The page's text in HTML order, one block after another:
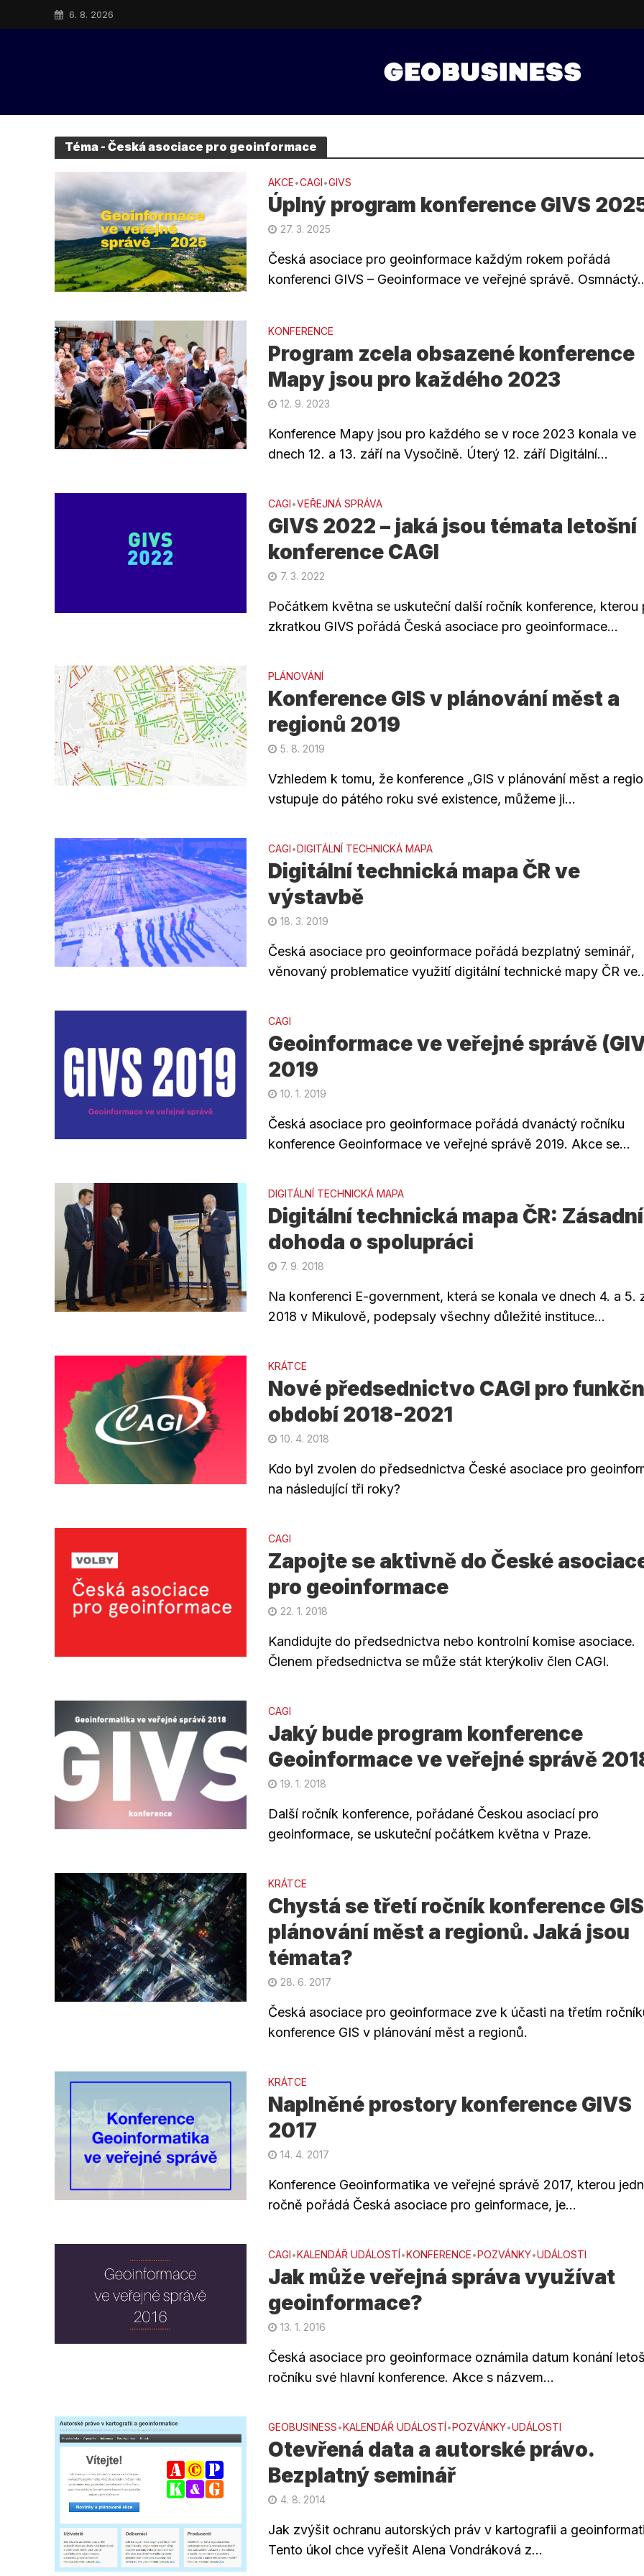
6. 8. 2026
Téma - Česká asociace pro geoinformace
AKCE•CAGI•GIVS
Úplný program konference GIVS
27. 3. 2025
Česká asociace pro geoinformace každým rokem pořádá
konferenci GIVS – Geoinformace ve veřejné správě.
KONFERENCE
Program zcela obsazené konference
Mapy jsou pro každého 2023
12. 9. 2023
Konference Mapy jsou pro každého se v roce 2023 konala ve
dnech 12. a 13. září na Vysočině. Úterý 12. září Digitální...
CAGI•VEŘEJNÁ SPRÁVA
GIVS 2022 – jaká jsou témata letošní
konference CAGI
7. 3. 2022
Počátkem května se uskuteční další ročník konference, kterou
zkratkou GIVS pořádá Česká asociace pro geoinformace...
PLÁNOVÁNÍ
Konference GIS v plánování měst a
regionů 2019
5. 8. 2019
Vzhledem k tomu, že konference „GIS v plánování měst a
vstupuje do pátého roku své existence, můžeme ji...
CAGI•DIGITÁLNÍ TECHNICKÁ MAPA
Digitální technická mapa ČR ve
výstavbě
18. 3. 2019
Česká asociace pro geoinformace pořádá bezplatný seminář,
věnovaný problematice využití digitální technické mapy ČR
CAGI
Geoinformace ve veřejné správě
2019
10. 1. 2019
Česká asociace pro geoinformace pořádá dvanáctý ročníku
konference Geoinformace ve veřejné správě 2019. Akce se...
DIGITÁLNÍ TECHNICKÁ MAPA
Digitální technická mapa ČR: Zásadní
dohoda o spolupráci
7. 9. 2018
Na konferenci E-government, která se konala ve dnech 4. a 5.
2018 v Mikulově, podepsaly všechny důležité instituce...
KRÁTCE
Nové předsednictvo CAGI pro
období 2018-2021
10. 4. 2018
Kdo byl zvolen do předsednictva České asociace pro
na následující tři roky?
CAGI
Zapojte se aktivně do České
pro geoinformace
22. 1. 2018
Kandidujte do předsednictva nebo kontrolní komise asociace.
Členem předsednictva se může stát kterýkoliv člen CAGI.
CAGI
Jaký bude program konference
Geoinformace ve veřejné správě
19. 1. 2018
Další ročník konference, pořádané Českou asociací pro
geoinformace, se uskuteční počátkem května v Praze.
KRÁTCE
Chystá se třetí ročník konference
plánování měst a regionů. Jaká jsou
témata?
28. 6. 2017
Česká asociace pro geoinformace zve k účasti na třetím
konference GIS v plánování měst a regionů.
KRÁTCE
Naplněné prostory konference GIVS
2017
14. 4. 2017
Konference Geoinformatika ve veřejné správě 2017, kterou
ročně pořádá Česká asociace pro geinformace, je...
CAGI•KALENDÁŘ UDÁLOSTÍ•KONFERENCE•POZVÁNKY•UDÁLOSTI
Jak může veřejná správa využívat
geoinformace?
13. 1. 2016
Česká asociace pro geoinformace oznámila datum konání
ročníku své hlavní konference. Akce s názvem...
GEOBUSINESS•KALENDÁŘ UDÁLOSTÍ•POZVÁNKY•UDÁLOSTI
Otevřená data a autorské právo.
Bezplatný seminář
4. 8. 2014
Jak zvýšit ochranu autorských práv v kartografii a
Tento úkol chce vyřešit Alena Vondráková z...